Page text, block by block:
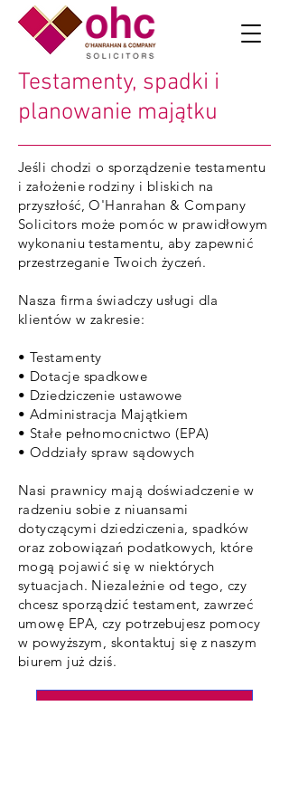
Testamenty, spadki i
planowanie majątku
Jeśli chodzi o sporządzenie testamentu
i założenie rodziny i bliskich na
przyszłość, O'Hanrahan & Company
Solicitors może pomóc w prawidłowym
wykonaniu testamentu, aby zapewnić
przestrzeganie Twoich życzeń.
Nasza firma świadczy usługi dla
klientów w zakresie:
• Testamenty
• Dotacje spadkowe
• Dziedziczenie ustawowe
• Administracja Majątkiem
• Stałe pełnomocnictwo (EPA)
• Oddziały spraw sądowych
Nasi prawnicy mają doświadczenie w
radzeniu sobie z niuansami
dotyczącymi dziedziczenia, spadków
oraz zobowiązań podatkowych, które
mogą pojawić się w niektórych
sytuacjach. Niezależnie od tego, czy
chcesz sporządzić testament, zawrzeć
umowę EPA, czy potrzebujesz pomocy
w powyższym, skontaktuj się z naszym
biurem już dziś.